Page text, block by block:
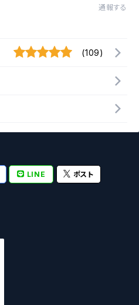
通報する
(109)
LINE ポスト